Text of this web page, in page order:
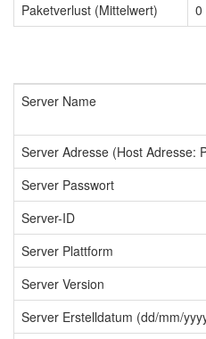
Paketverlust (Mittelwert)
0
Server Name
Server Adresse (Host Adresse:
Server Passwort
Server-ID
Server Plattform
Server Version
Server Erstelldatum (dd/mm/